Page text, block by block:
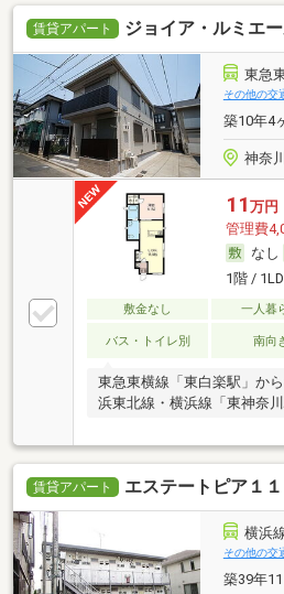
賃貸アパート ジョイア・ルミエ
東急
その他の交
築10年4
神奈
11 万円
管理費
なし
1階 /
敷金なし 一人暮
バス・トイレ別 南向
東急東横線「東白楽駅」か
浜東北線・横浜線「東神奈
賃貸アパート エステートピア１１
横浜
その他の交
築39年